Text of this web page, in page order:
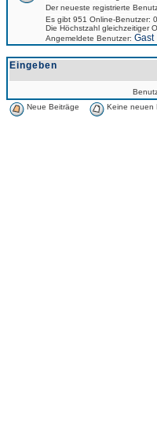
Der neueste registrierte
Es gibt 951 Online-Benutzer:
Die Höchstzahl gleichzeitiger
Angemeldete Benutzer: Gast
Eingeben
Neue Beiträge
Keine neuen